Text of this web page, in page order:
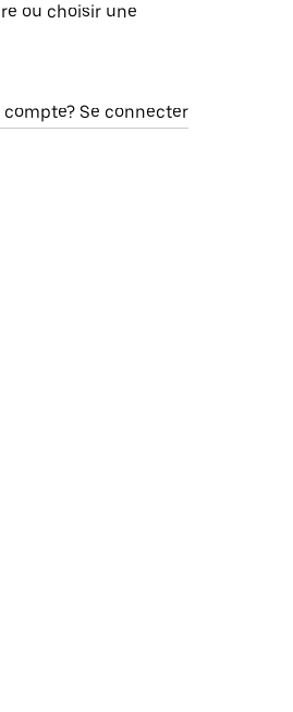
ou choisir une
compte? Se connecter